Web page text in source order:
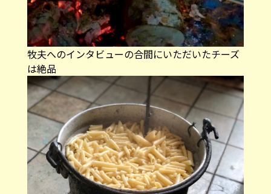
牧夫へのインタビューの合間にいただいたチーズ
は絶品